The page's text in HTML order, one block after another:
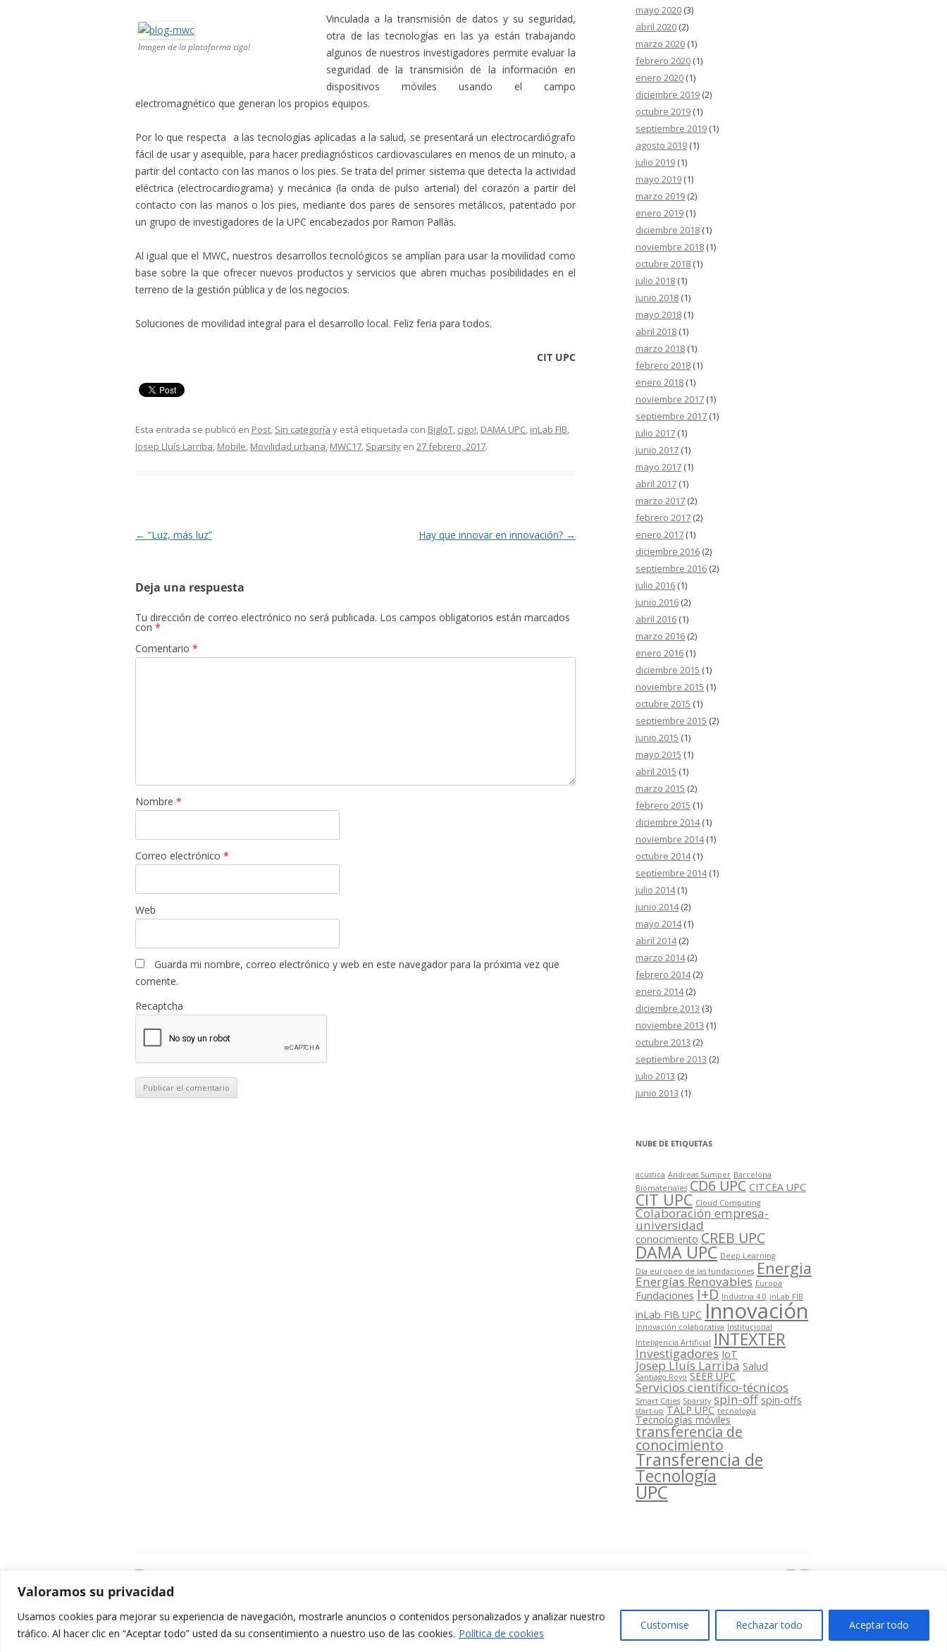
Valoramos su privacidad
Usamos cookies para mejorar su experiencia de navegación, mostrarle anuncios o contenidos personalizados y analizar nuestro
tráfico. Al hacer clic en “Aceptar todo” usted da su consentimiento a nuestro uso de las cookies. Política de cookies
Customise Rechazar todo Aceptar todo
Imagen de la plataforma cigo!
Vinculada a la transmisión de datos y su seguridad,
otra de las tecnologías en las ya están trabajando
algunos de nuestros investigadores permite evaluar la
seguridad de la transmisión de la información en
dispositivos móviles usando el campo
electromagnético que generan los propios equipos.
Por lo que respecta a las tecnologías aplicadas a la salud, se presentará un electrocardiógrafo
fácil de usar y asequible, para hacer prediagnósticos cardiovasculares en menos de un minuto, a
partir del contacto con las manos o los pies. Se trata del primer sistema que detecta la actividad
eléctrica (electrocardiograma) y mecánica (la onda de pulso arterial) del corazón a partir del
contacto con las manos o los pies, mediante dos pares de sensores metálicos, patentado por
un grupo de investigadores de la UPC encabezados por Ramon Pallàs.
Al igual que el MWC, nuestros desarrollos tecnológicos se amplían para usar la movilidad como
base sobre la que ofrecer nuevos productos y servicios que abren muchas posibilidades en el
terreno de la gestión pública y de los negocios.
Soluciones de movilidad integral para el desarrollo local. Feliz feria para todos.
CIT UPC
Esta entrada se publicó en Post Sin categoría y está etiquetada con BigIoT cigo! DAMA UPC inLab FIB
Josep Lluís Larriba Mobile Movilidad urbana MWC17 Sparsity en 27 febrero, 2017.
Navegación
← “Luz, más luz” Hay que innovar en innovación? →
Deja una respuesta
Tu dirección de correo electrónico no será publicada. Los campos obligatorios están marcados
con *
Comentario *
Nombre *
Correo electrónico *
Web
Guarda mi nombre, correo electrónico y web en este navegador para la próxima vez que
comente.
Recaptcha
mayo 2020 (3)
abril 2020 (2)
marzo 2020 (1)
febrero 2020 (1)
enero 2020 (1)
diciembre 2019 (2)
octubre 2019 (1)
septiembre 2019 (1)
agosto 2019 (1)
julio 2019 (1)
mayo 2019 (1)
marzo 2019 (2)
enero 2019 (1)
diciembre 2018 (1)
noviembre 2018 (1)
octubre 2018 (1)
julio 2018 (1)
junio 2018 (1)
mayo 2018 (1)
abril 2018 (1)
marzo 2018 (1)
febrero 2018 (1)
enero 2018 (1)
noviembre 2017 (1)
septiembre 2017 (1)
julio 2017 (1)
junio 2017 (1)
mayo 2017 (1)
abril 2017 (1)
marzo 2017 (2)
febrero 2017 (2)
enero 2017 (1)
diciembre 2016 (2)
septiembre 2016 (2)
julio 2016 (1)
junio 2016 (2)
abril 2016 (1)
marzo 2016 (2)
enero 2016 (1)
diciembre 2015 (1)
noviembre 2015 (1)
octubre 2015 (1)
septiembre 2015 (2)
junio 2015 (1)
mayo 2015 (1)
abril 2015 (1)
marzo 2015 (2)
febrero 2015 (1)
diciembre 2014(1)
noviembre 2014(1)
octubre 2014(1)
septiembre 2014(1)
julio 2014(1)
junio 2014(2)
mayo 2014(1)
abril 2014(2)
marzo 2014(2)
febrero 2014(2)
enero 2014(2)
diciembre 2013 (3)
noviembre 2013 (1)
octubre 2013 (2)
septiembre 2013 (2)
julio 2013 (2)
junio 2013 (1)
NUBE DE ETIQUETAS
acústica Andreas Sumper Barcelona
Biomateriales CD6 UPC CITCEA UPC
CIT UPC Cloud Computing
Colaboración empresa-
universidad
conocimiento CREB UPC
DAMA UPC Deep Learning
Día europeo de las fundaciones Energia
Energías Renovables Europa
Fundaciones I+D Industria 4.0 inLab FIB
inLab FIB UPC Innovación
Innovación colaborativa Institucional
Inteligencia Artificial INTEXTER
Investigadores IoT
Josep Lluís Larriba Salud
Santiago Royo SEER UPC
Servicios científico-técnicos
Smart Cities Sparsity spin-off spin-offs
start-up TALP UPC tecnología
Tecnologías móviles
transferencia de
conocimiento
Transferencia de
Tecnología
UPC
C/ Jordi Girona 1-3
08034 Barcelona (Espanya)
+34 93 405 44 03